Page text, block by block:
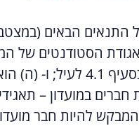
הסטודנטים של
בקשת להצטרפות
במועדון –
אינו עולה על 18 שנים